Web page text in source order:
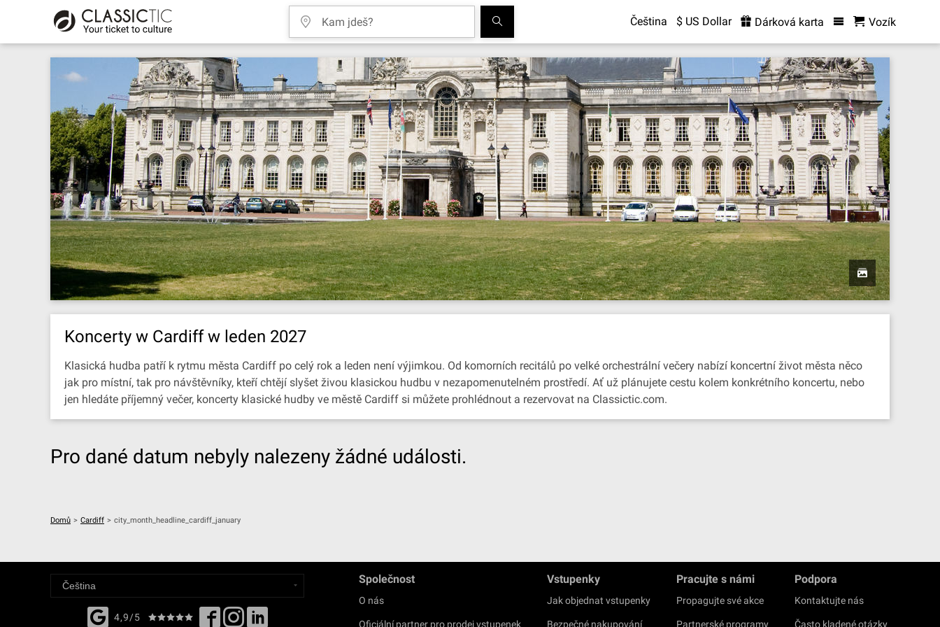
Čeština $ US Dollar Dárková karta Vozík
Koncerty w Cardiff w leden 2027
Klasická hudba patří k rytmu města Cardiff po celý rok a leden není výjimkou. Od komorních recitálů po velké orchestrální večery nabízí koncertní život města něco
jak pro místní, tak pro návštěvníky, kteří chtějí slyšet živou klasickou hudbu v nezapomenutelném prostředí. Ať už plánujete cestu kolem konkrétního koncertu, nebo
jen hledáte příjemný večer, koncerty klasické hudby ve městě Cardiff si můžete prohlédnout a rezervovat na Classictic.com.
Pro dané datum nebyly nalezeny žádné události.
Domů > Cardiff > city_month_headline_cardiff_january
4,9/5
Společnost
O nás
Oficiální partner pro prodej vstupenek
Vstupenky
Jak objednat vstupenky
Bezpečné nakupování
Pracujte s námi
Propagujte své akce
Partnerské programy
Podpora
Kontaktujte nás
Často kladené otázky